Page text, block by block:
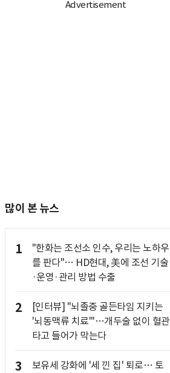
많이 본 뉴스
1
"한화는 조선소 인수, 우리는 노하우
를 판다"… HD현대, 美에 조선 기술
·운영·관리 방법 수출
2
[인터뷰] "뇌졸중 골든타임 지키는
'뇌동맥류 치료'"…개두술 없이 혈관
타고 들어가 막는다
3
보유세 강화에 '세 낀 집' 퇴로… 토